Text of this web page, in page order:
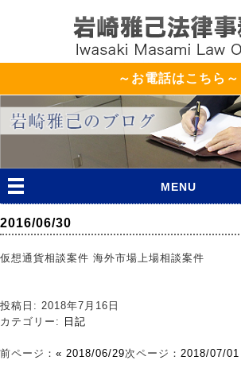
～お電話はこちら～
MENU
2016/06/30
仮想通貨相談案件 海外市場上場相談案件
投稿日: 2018年7月16日
カテゴリー: 日記
前ページ： « 2018/06/29次ページ： 2018/07/